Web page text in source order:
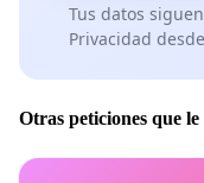
Tus datos
Privacidad
Otras peticiones que